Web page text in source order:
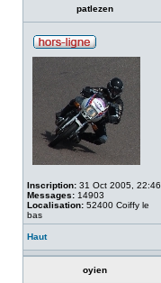
patlezen
Inscription: 31 Oct 2005, 22:46
Messages: 14903
Localisation: 52400 Coiffy le
bas
Haut
oyien